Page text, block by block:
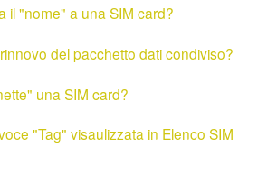
il "nome" a una SIM card?
del pacchetto dati condiviso?
una SIM card?
"Tag" visaulizzata in Elenco SIM